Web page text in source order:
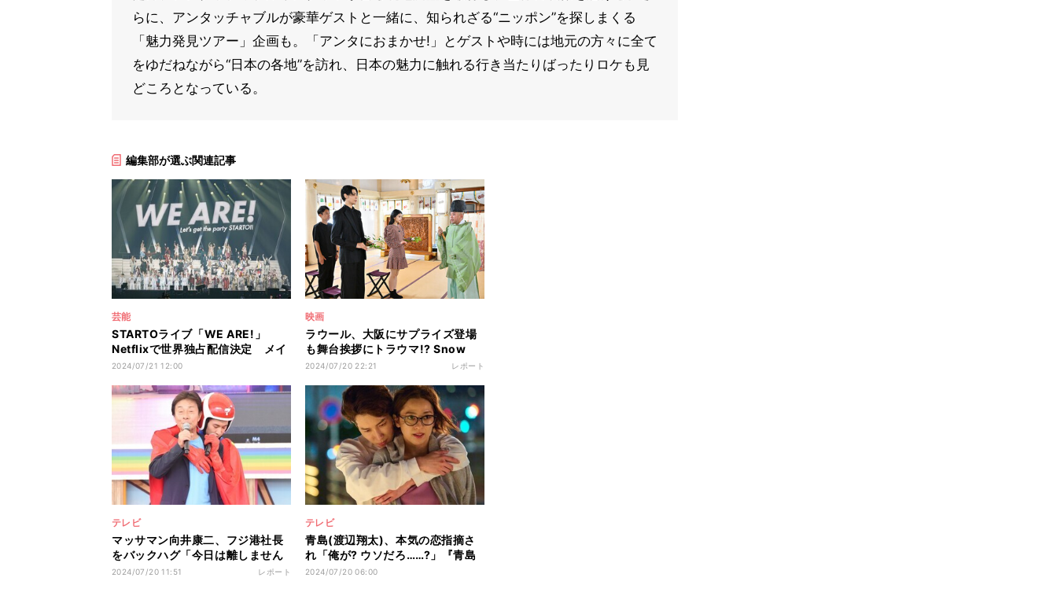
らに、アンタッチャブルが豪華ゲストと一緒に、知られざる“ニッポン”を探しまくる
「魅力発見ツアー」企画も。「アンタにおまかせ!」とゲストや時には地元の方々に全て
をゆだねながら“日本の各地”を訪れ、日本の魅力に触れる行き当たりばったりロケも見
どころとなっている。
編集部が選ぶ関連記事
芸能
STARTOライブ「WE ARE!」
Netflixで世界独占配信決定 メイ
キングも同時配信
2024/07/21 12:00
映画
ラウール、大阪にサプライズ登場
も舞台挨拶にトラウマ!? Snow
Man来阪リベンジも
2024/07/20 22:21 レポート
テレビ
マッサマン向井康二、フジ港社長
をバックハグ「今日は離しません
から」
2024/07/20 11:51 レポート
テレビ
青島(渡辺翔太)、本気の恋指摘さ
れ「俺が? ウソだろ……?」『青島
くんはいじわる』第3話
2024/07/20 06:00